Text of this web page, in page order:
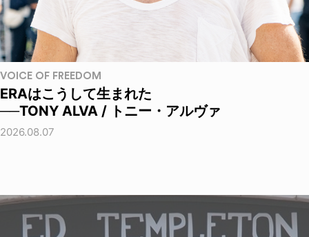
VOICE OF FREEDOM
ERAはこうして生まれた
──TONY ALVA / トニー・アルヴァ
2026.08.07